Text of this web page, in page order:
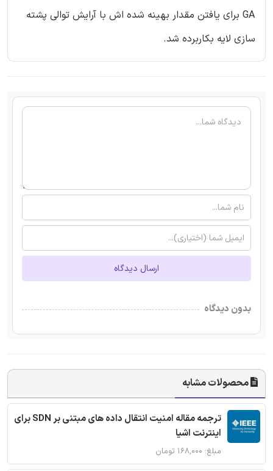
GA برای یافتن مقدار بهینه شده اش با آرایش توالی پشته
سازی لایه بکاربرده شد.
ارسال دیدگاه
بدون دیدگاه
محصولات مشابه
ترجمه مقاله امنیت انتقال داده های مبتنی بر SDN برای
اینترنت اشیا
مبلغ: ۱۶۸,۰۰۰ تومان